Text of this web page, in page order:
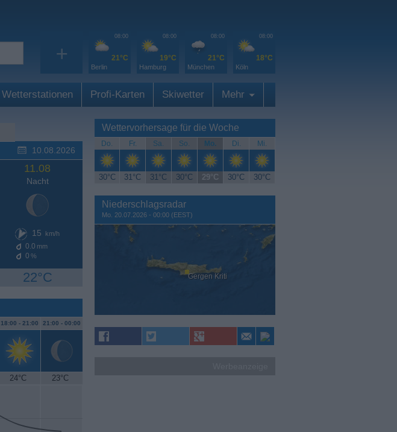
+
08:00
21°C
Berlin
08:00
19°C
Hamburg
08:00
21°C
München
08:00
18°C
Köln
Wetterstationen Profi-Karten Skiwetter Mehr
10.08.2026
11.08
Nacht
15 km/h
0.0 mm
0 %
22°C
18:00 - 21:00 21:00 - 00:00
24°C 23°C
Wettervorhersage für die Woche
Do. Fr. Sa. So. Mo. Di. Mi.
30°C 31°C 31°C 30°C 29°C 30°C 30°C
Niederschlagsradar
Mo. 20.07.2026 - 00:00 (EEST)
Gergen Kriti